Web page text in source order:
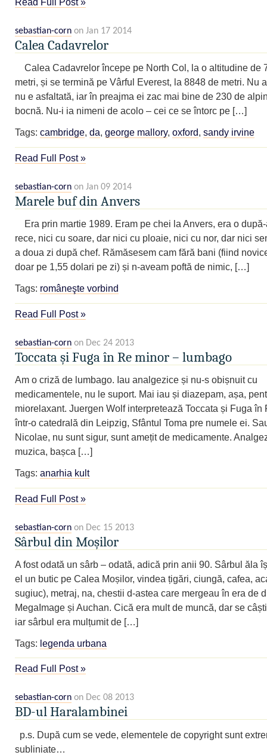
sebastian-corn on Jan 17 2014
Calea Cadavrelor
Calea Cadavrelor începe pe North Col, la o altitudine de
metri, și se termină pe Vârful Everest, la 8848 de metri. Nu
nu e asfaltată, iar în preajma ei zac mai bine de 230 de
bocnă. Nu-i ia nimeni de acolo – cei ce se întorc pe […]
Tags: cambridge, da, george mallory, oxford, sandy irvine
Read Full Post »
sebastian-corn on Jan 09 2014
Marele buf din Anvers
Era prin martie 1989. Eram pe chei la Anvers, era o
rece, nici cu soare, dar nici cu ploaie, nici cu nor, dar nici
a doua zi după chef. Rămăsesem cam fără bani (fiind
doar pe 1,55 dolari pe zi) și n-aveam poftă de nimic, […]
Tags: româneşte vorbind
Read Full Post »
sebastian-corn on Dec 24 2013
Toccata și Fuga în Re minor – lumbago
Am o criză de lumbago. Iau analgezice și nu-s obișnuit cu
medicamentele, nu le suport. Mai iau și diazepam, așa,
miorelaxant. Juergen Wolf interpretează Toccata și Fuga în
într-o catedrală din Leipzig, Sfântul Toma pre numele ei.
Nicolae, nu sunt sigur, sunt amețit de medicamente.
muzica, bașca […]
Tags: anarhia kult
Read Full Post »
sebastian-corn on Dec 15 2013
Sârbul din Moșilor
A fost odată un sârb – odată, adică prin anii 90. Sârbul ăla
el un butic pe Calea Moșilor, vindea țigări, ciungă, cafea,
sugiuc), metraj, na, chestii d-astea care mergeau în era de
MegaImage și Auchan. Cică era mult de muncă, dar se
iar sârbul era mulțumit de […]
Tags: legenda urbana
Read Full Post »
sebastian-corn on Dec 08 2013
BD-ul Haralambinei
p.s. După cum se vede, elementele de copyright sunt
subliniate…